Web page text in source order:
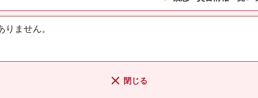
りません。
閉じる